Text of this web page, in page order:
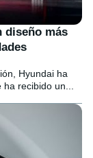
diseño más
Hyundai ha
recibido un...